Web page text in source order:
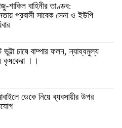
শাকিল বাহিনীর তাণ্ডব:
প্রবাসী সাবেক সেনা ও ইউপি
ভুট্টা চাষে বাম্পার ফলন, ন্যায্যমুল্য
কৃষকেরা ।।
ডেকে নিয়ে ব্যবসায়ীর উপর